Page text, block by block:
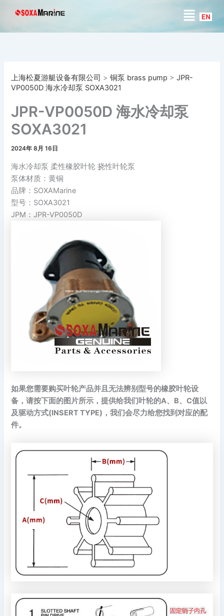
菜
单
上海松夏游艇设备有限公司 >铜泵 brass pump >JPR-
VP0050D 海水冷却泵 SOXA3021
JPR-VP0050D 海水冷却泵
SOXA3021
2024年 8月 16日
海水冷却泵 柔性橡胶叶轮 挠性叶轮泵
泵体材质：黄铜
品牌：SOXAMarine
型号：SOXA3021
JPM：JPR-VP0050D
如果您需要购买叶轮产品并且无法辨别型号的橡胶叶轮设
备，请按下面的图片所示，提供给我们叶轮的A、B、C值以
及驱动方式(INSERT TYPE)，我们会尽力给您找到对应的配
件。
索